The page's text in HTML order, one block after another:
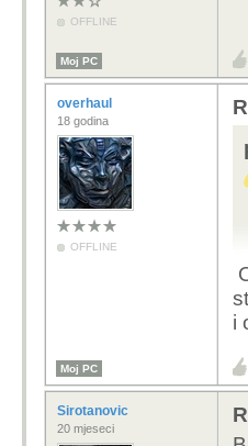
OFFLINE
Moj PC
overhaul
18 godina
OFFLINE
i
Moj PC
Sirotanovic
20 mjeseci